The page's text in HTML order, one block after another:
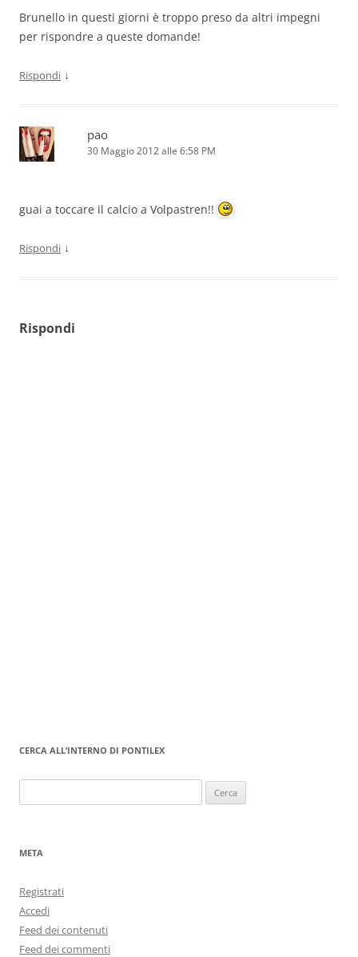
Brunello in questi giorni è troppo preso da altri impegni
per rispondre a queste domande!
Rispondi ↓
pao
30 Maggio 2012 alle 6:58 PM
guai a toccare il calcio a Volpastren!!
Rispondi ↓
Rispondi
CERCA ALL’INTERNO DI PONTILEX
per:
META
Registrati
Accedi
Feed dei contenuti
Feed dei commenti